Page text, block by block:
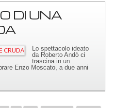
DI UNA
Lo spettacolo ideato
da Roberto Andò ci
trascina in un
Enzo Moscato, a due anni